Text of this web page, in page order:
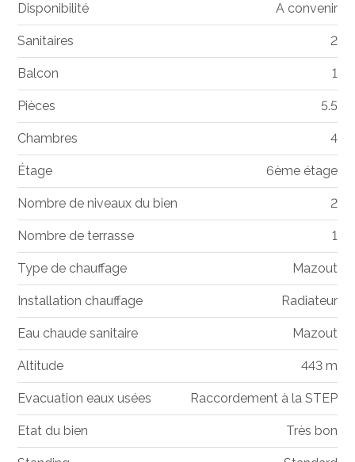
Disponibilité A convenir
Sanitaires 2
Balcon 1
Pièces 5.5
Chambres 4
Étage 6ème étage
Nombre de niveaux du bien 2
Nombre de terrasse 1
Type de chauffage Mazout
Installation chauffage Radiateur
Eau chaude sanitaire Mazout
Altitude 443 m
Evacuation eaux usées Raccordement à la STEP
Etat du bien Très bon